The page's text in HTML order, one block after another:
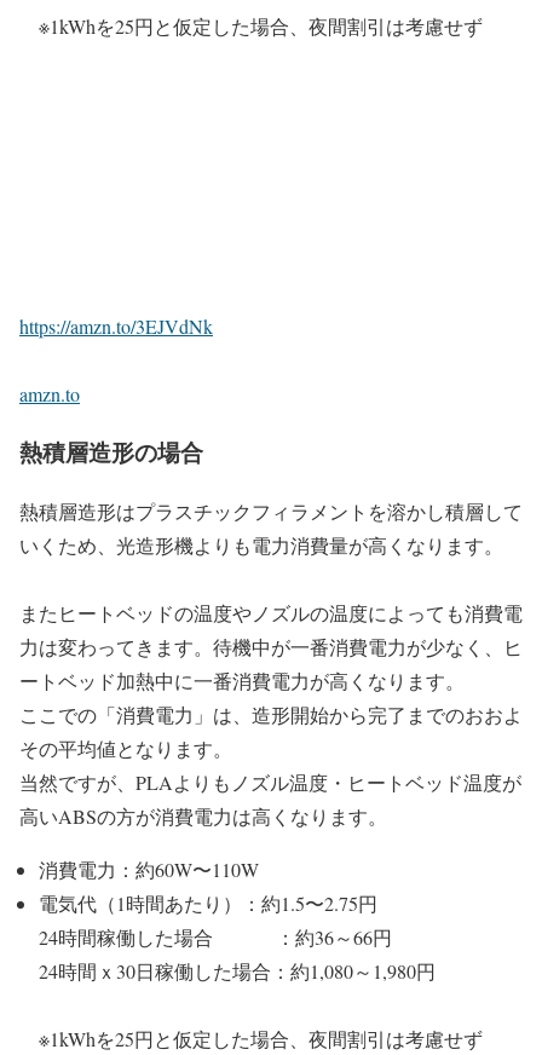
※1kWhを25円と仮定した場合、夜間割引は考慮せず
https://amzn.to/3EJVdNk
amzn.to
熱積層造形の場合
熱積層造形はプラスチックフィラメントを溶かし積層して
いくため、光造形機よりも電力消費量が高くなります。
またヒートベッドの温度やノズルの温度によっても消費電
力は変わってきます。待機中が一番消費電力が少なく、ヒ
ートベッド加熱中に一番消費電力が高くなります。
ここでの「消費電力」は、造形開始から完了までのおおよ
その平均値となります。
当然ですが、PLAよりもノズル温度・ヒートベッド温度が
高いABSの方が消費電力は高くなります。
消費電力：約60W〜110W
電気代（1時間あたり）：約1.5〜2.75円
24時間稼働した場合 ：約36～66円
24時間ｘ30日稼働した場合：約1,080～1,980円
※1kWhを25円と仮定した場合、夜間割引は考慮せず